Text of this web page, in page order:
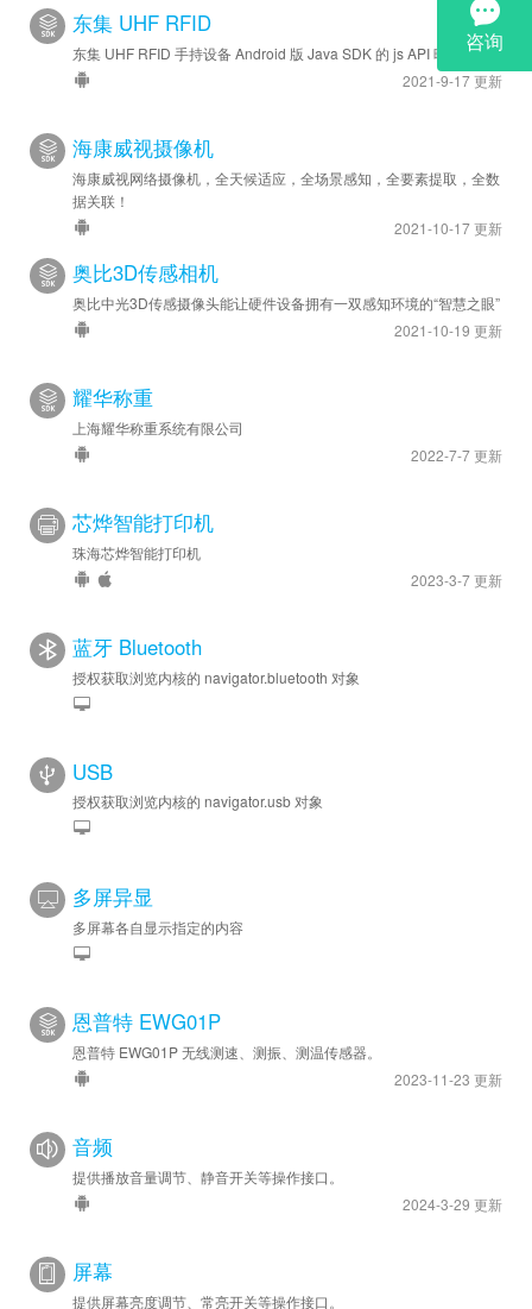
东集 UHF RFID
东集 UHF RFID 手持设备 Android 版 Java SDK 的 js API 映射
2021-9-17 更新
海康威视摄像机
海康威视网络摄像机，全天候适应，全场景感知，全要素提取，全数
据关联！
2021-10-17 更新
奥比3D传感相机
奥比中光3D传感摄像头能让硬件设备拥有一双感知环境的“智慧之眼”
2021-10-19 更新
耀华称重
上海耀华称重系统有限公司
2022-7-7 更新
芯烨智能打印机
珠海芯烨智能打印机
2023-3-7 更新
蓝牙 Bluetooth
授权获取浏览内核的 navigator.bluetooth 对象
USB
授权获取浏览内核的 navigator.usb 对象
多屏异显
多屏幕各自显示指定的内容
恩普特 EWG01P
恩普特 EWG01P 无线测速、测振、测温传感器。
2023-11-23 更新
音频
提供播放音量调节、静音开关等操作接口。
2024-3-29 更新
屏幕
提供屏幕亮度调节、常亮开关等操作接口。